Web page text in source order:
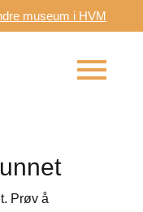
museum i HVM
Prøv å